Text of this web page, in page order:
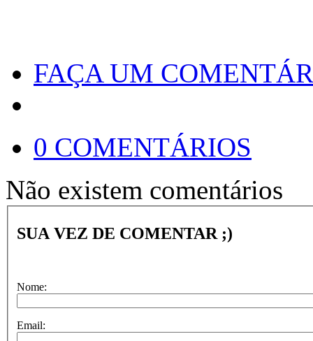
FAÇA UM
0 COMENTÁRIOS
Não existem comentários
SUA VEZ DE COMENTAR ;)
Nome:
Email: